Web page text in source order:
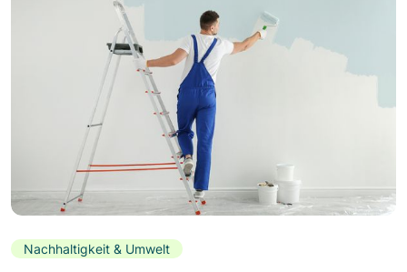
Nachhaltigkeit & Umwelt